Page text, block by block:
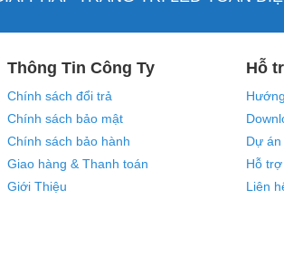
Thông Tin Công Ty
Chính sách đổi trả
Chính sách bảo mật
Chính sách bảo hành
Giao hàng & Thanh toán
Giới Thiệu
Hỗ
Dự
Hỗ
Liên